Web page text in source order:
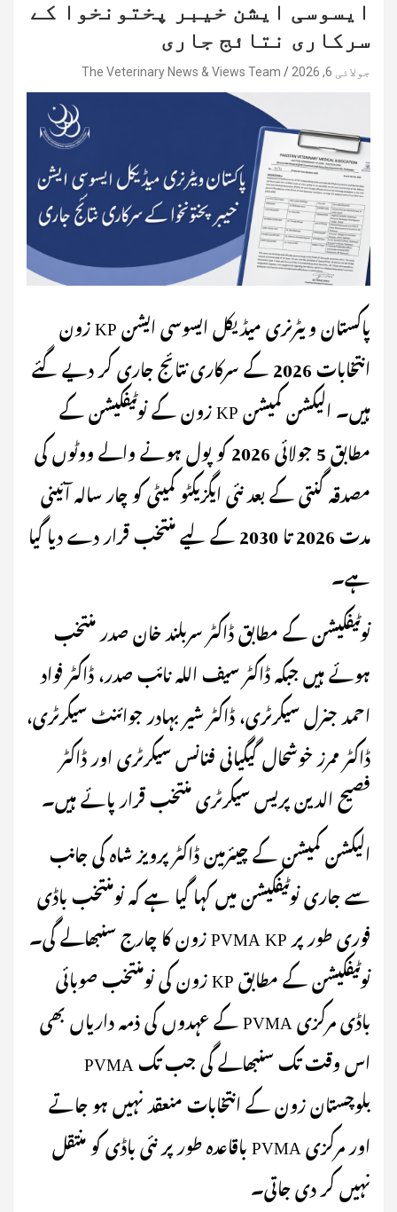
ایسوسی ایشن خیبر پختونخوا کے
سرکاری نتائج جاری
جولائی 6, 2026 The Veterinary News & Views Team
پاکستان ویٹرنری میڈیکل ایسوسی ایشن KP زون
انتخابات 2026 کے سرکاری نتائج جاری کر دیے گئے
ہیں۔ الیکشن کمیشن KP زون کے نوٹیفکیشن کے
مطابق 5 جولائی 2026 کو پول ہونے والے ووٹوں کی
مصدقہ گنتی کے بعد نئی ایگزیکٹو کمیٹی کو چار سالہ آئینی
مدت 2026 تا 2030 کے لیے منتخب قرار دے دیا گیا
ہے۔
نوٹیفکیشن کے مطابق ڈاکٹر سربلند خان صدر منتخب
ہوئے ہیں جبکہ ڈاکٹر سیف اللہ نائب صدر، ڈاکٹر فواد
احمد جنرل سیکرٹری، ڈاکٹر شیر بہادر جوائنٹ سیکرٹری،
ڈاکٹر ممرز خوشحال گیگیانی فنانس سیکرٹری اور ڈاکٹر
فصیح الدین پریس سیکرٹری منتخب قرار پائے ہیں۔
الیکشن کمیشن کے چیئرمین ڈاکٹر پرویز شاہ کی جانب
سے جاری نوٹیفکیشن میں کہا گیا ہے کہ نومنتخب باڈی
فوری طور پر PVMA KP زون کا چارج سنبھالے گی۔
نوٹیفکیشن کے مطابق KP زون کی نومنتخب صوبائی
باڈی مرکزی PVMA کے عہدوں کی ذمہ داریاں بھی
اس وقت تک سنبھالے گی جب تک PVMA
بلوچستان زون کے انتخابات منعقد نہیں ہو جاتے
اور مرکزی PVMA باقاعدہ طور پر نئی باڈی کو منتقل
نہیں کر دی جاتی۔